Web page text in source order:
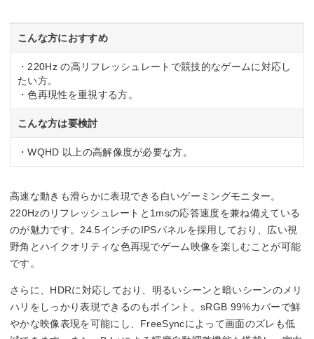
220 Hz
応答速度
1ms(GtoG)
入力端子
HDMI2.0x2
USB Type-Cx1
こんな方におすすめ
・220Hz の高リフレッシュレートで競技的なゲームに対応し
たい方。
・色再現性を重視する方。
こんな方は要検討
・WQHD 以上の高解像度が必要な方。
高速な動きも滑らかに表現できる白いゲーミングモニター。
220Hzのリフレッシュレートと1msの応答速度を兼ね備えている
のが魅力です。24.5インチのIPSパネルを採用しており、広い視
野角とハイクオリティな色再現でゲーム映像を楽しむことが可能
です。
さらに、HDRに対応しており、明るいシーンと暗いシーンのメリ
ハリをしっかり表現できるのもポイント。sRGB 99%カバーで鮮
やかな映像表現を可能にし、FreeSyncによって画面のズレも低